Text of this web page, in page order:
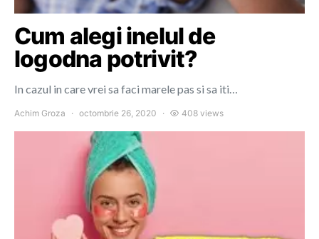
Cum alegi inelul de
logodna potrivit?
In cazul in care vrei sa faci marele pas si sa iti…
Achim Groza octombrie 26, 2020 408 views